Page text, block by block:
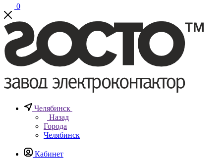
0
Челябинск
Назад
Города
Челябинск
Кабинет